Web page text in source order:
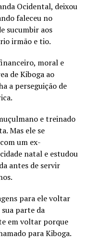
Ocidental, deixou
faleceu no
sucumbir aos
irmão e tio.
moral e
de Kiboga ao
a perseguição de
e treinado
Mas ele se
um ex-
natal e estudou
antes de servir
para ele voltar
parte da
em voltar porque
para Kiboga.